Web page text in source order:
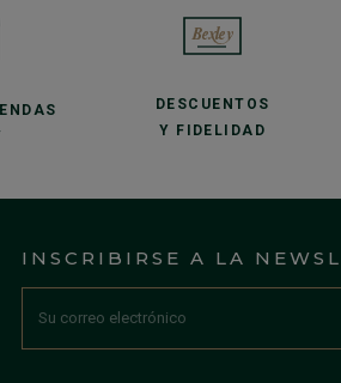
DESCUENTOS
Y FIDELIDAD
INSCRIBIRSE A LA